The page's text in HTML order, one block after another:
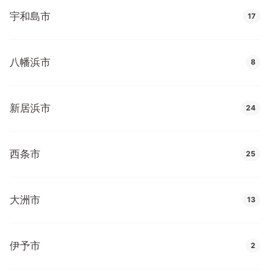
宇和島市 17
八幡浜市 8
新居浜市 24
西条市 25
大洲市 13
伊予市 2